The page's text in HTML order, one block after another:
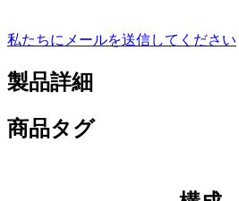
私たちにメールを送信してください
製品詳細
商品タグ